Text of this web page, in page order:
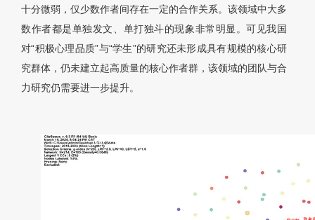
十分微弱，仅少数作者间存在一定的合作关系。该领域中大多
数作者都是单独发文、单打独斗的现象非常明显。可见我国
对“积极心理品质”与“学生”的研究还未形成具有规模的核心研
究群体，仍未建立起高质量的核心作者群，该领域的团队与合
力研究仍需要进一步提升。